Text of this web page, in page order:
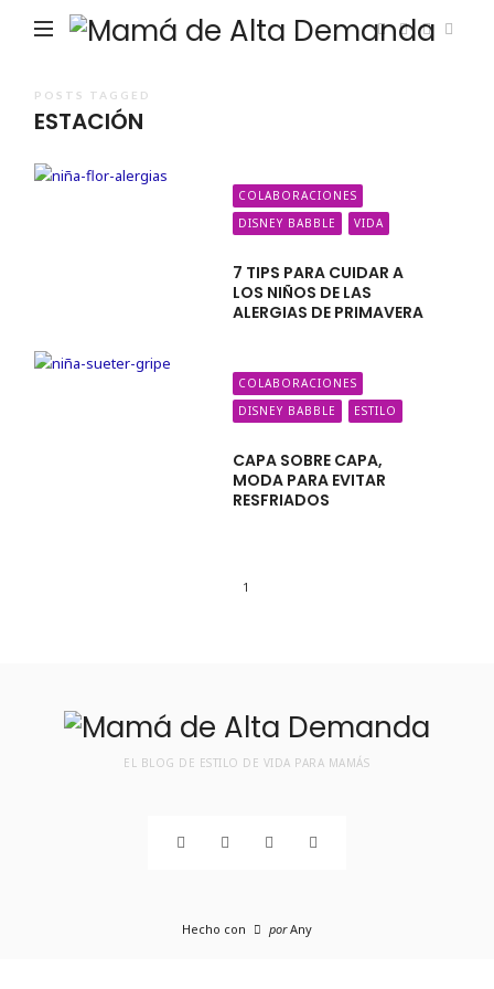
POSTS TAGGED
ESTACIÓN
COLABORACIONES
DISNEY BABBLE
VIDA
7 TIPS PARA CUIDAR A
LOS NIÑOS DE LAS
ALERGIAS DE PRIMAVERA
COLABORACIONES
DISNEY BABBLE
ESTILO
CAPA SOBRE CAPA,
MODA PARA EVITAR
RESFRIADOS
1
EL BLOG DE ESTILO DE VIDA PARA MAMÁS
Hecho con porAny